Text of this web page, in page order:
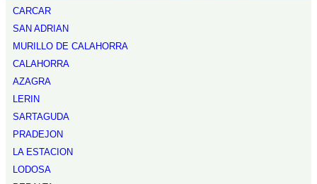
CARCAR
SAN ADRIAN
MURILLO DE CALAHORRA
CALAHORRA
AZAGRA
LERIN
SARTAGUDA
PRADEJON
LA ESTACION
LODOSA